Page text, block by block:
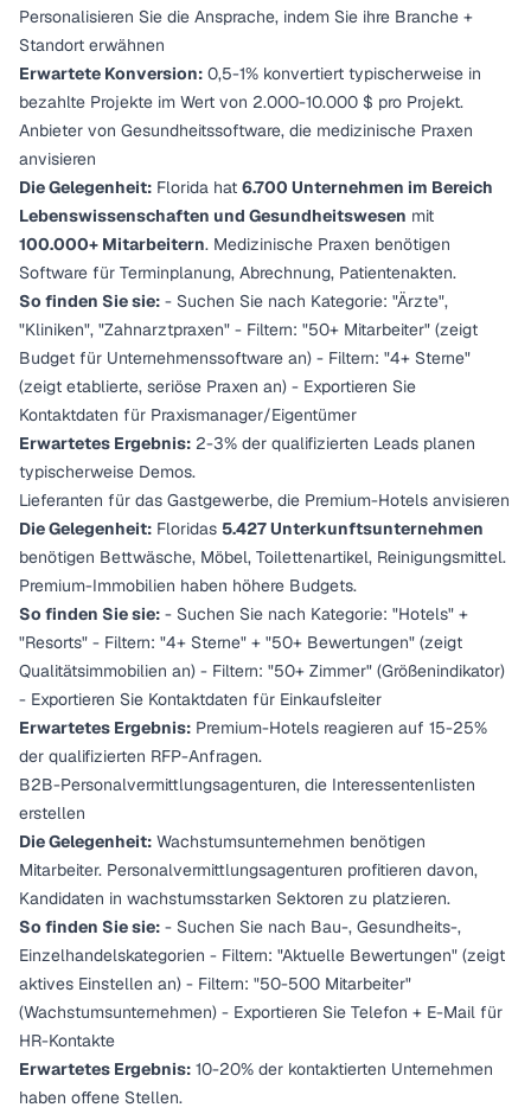
Personalisieren Sie die Ansprache, indem Sie ihre Branche +
Standort erwähnen
Erwartete Konversion: 0,5-1% konvertiert typischerweise in
bezahlte Projekte im Wert von 2.000-10.000 $ pro Projekt.
Anbieter von Gesundheitssoftware, die medizinische Praxen
anvisieren
Die Gelegenheit: Florida hat 6.700 Unternehmen im Bereich
Lebenswissenschaften und Gesundheitswesen mit
100.000+ Mitarbeitern. Medizinische Praxen benötigen
Software für Terminplanung, Abrechnung, Patientenakten.
So finden Sie sie: - Suchen Sie nach Kategorie: "Ärzte",
"Kliniken", "Zahnarztpraxen" - Filtern: "50+ Mitarbeiter" (zeigt
Budget für Unternehmenssoftware an) - Filtern: "4+ Sterne"
(zeigt etablierte, seriöse Praxen an) - Exportieren Sie
Kontaktdaten für Praxismanager/Eigentümer
Erwartetes Ergebnis: 2-3% der qualifizierten Leads planen
typischerweise Demos.
Lieferanten für das Gastgewerbe, die Premium-Hotels anvisieren
Die Gelegenheit: Floridas 5.427 Unterkunftsunternehmen
benötigen Bettwäsche, Möbel, Toilettenartikel, Reinigungsmittel.
Premium-Immobilien haben höhere Budgets.
So finden Sie sie: - Suchen Sie nach Kategorie: "Hotels" +
"Resorts" - Filtern: "4+ Sterne" + "50+ Bewertungen" (zeigt
Qualitätsimmobilien an) - Filtern: "50+ Zimmer" (Größenindikator)
- Exportieren Sie Kontaktdaten für Einkaufsleiter
Erwartetes Ergebnis: Premium-Hotels reagieren auf 15-25%
der qualifizierten RFP-Anfragen.
B2B-Personalvermittlungsagenturen, die Interessentenlisten
erstellen
Die Gelegenheit: Wachstumsunternehmen benötigen
Mitarbeiter. Personalvermittlungsagenturen profitieren davon,
Kandidaten in wachstumsstarken Sektoren zu platzieren.
So finden Sie sie: - Suchen Sie nach Bau-, Gesundheits-,
Einzelhandelskategorien - Filtern: "Aktuelle Bewertungen" (zeigt
aktives Einstellen an) - Filtern: "50-500 Mitarbeiter"
(Wachstumsunternehmen) - Exportieren Sie Telefon + E-Mail für
HR-Kontakte
Erwartetes Ergebnis: 10-20% der kontaktierten Unternehmen
haben offene Stellen.